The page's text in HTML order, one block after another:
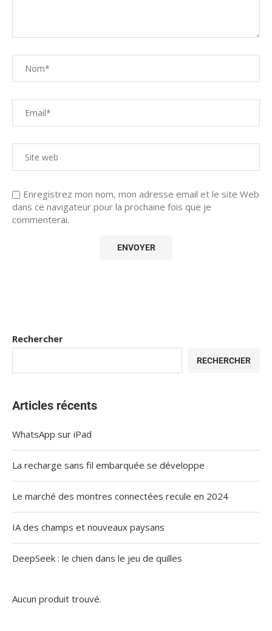
Enregistrez mon nom, mon adresse email et le site Web
dans ce navigateur pour la prochaine fois que je
commenterai.
Rechercher
RECHERCHER
Articles récents
WhatsApp sur iPad
La recharge sans fil embarquée se développe
Le marché des montres connectées recule en 2024
IA des champs et nouveaux paysans
DeepSeek : le chien dans le jeu de quilles
Aucun produit trouvé.